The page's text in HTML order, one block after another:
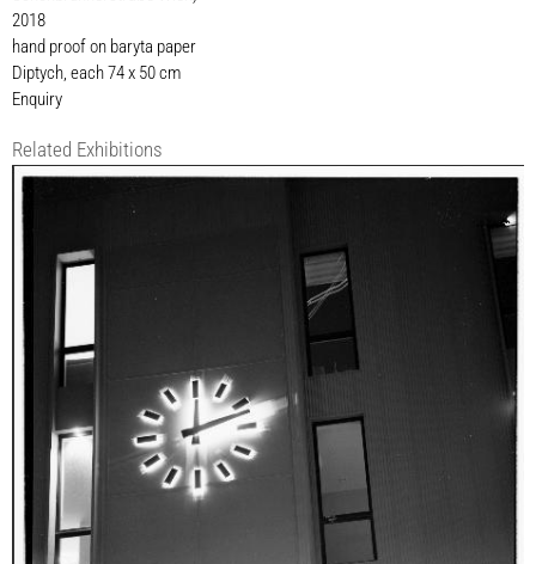
2018
hand proof on baryta paper
Diptych, each 74 x 50 cm
Enquiry
Related Exhibitions